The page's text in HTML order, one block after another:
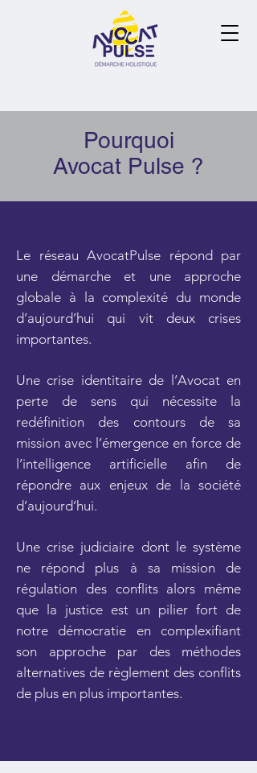
Pourquoi
Avocat Pulse ?
Le réseau AvocatPulse répond par
une démarche et une approche
globale à la complexité du monde
d’aujourd’hui qui vit deux crises
importantes.
Une crise identitaire de l’Avocat en
perte de sens qui nécessite la
redéfinition des contours de sa
mission avec l’émergence en force de
l’intelligence artificielle afin de
répondre aux enjeux de la société
d’aujourd’hui.
Une crise judiciaire dont le système
ne répond plus à sa mission de
régulation des conflits alors même
que la justice est un pilier fort de
notre démocratie en complexifiant
son approche par des méthodes
alternatives de règlement des conflits
de plus en plus importantes.